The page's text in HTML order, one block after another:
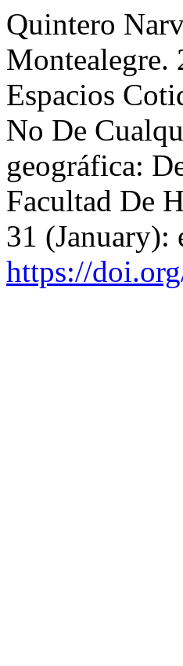
Quintero
Montealegre.
Espacios
No De
geográfica:
Facultad De
31 (January):
https://